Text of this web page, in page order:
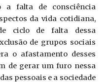
a falta de consciência
da vida cotidiana,
ciclo de falta dessa
de grupos sociais
o afastamento desses
de gerar um furo nessa
pessoais e a sociedade